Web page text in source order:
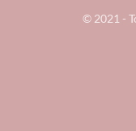
© 2021 -